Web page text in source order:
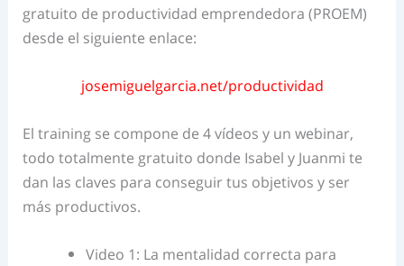
gratuito de productividad emprendedora (PROEM)
desde el siguiente enlace:
josemiguelgarcia.net/productividad
El training se compone de 4 vídeos y un webinar,
todo totalmente gratuito donde Isabel y Juanmi te
dan las claves para conseguir tus objetivos y ser
más productivos.
Video 1: La mentalidad correcta para